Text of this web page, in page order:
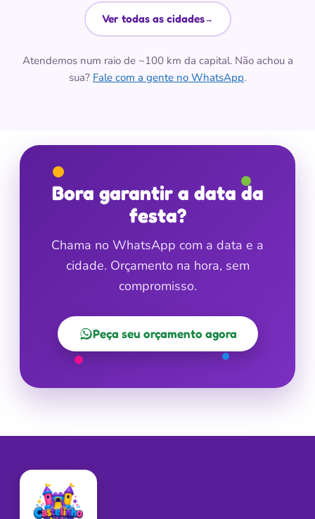
Ver todas as cidades→
Atendemos num raio de ~100 km da capital. Não achou a
sua? Fale com a gente no WhatsApp.
Bora garantir a data da
festa?
Chama no WhatsApp com a data e a
cidade. Orçamento na hora, sem
compromisso.
Peça seu orçamento agora